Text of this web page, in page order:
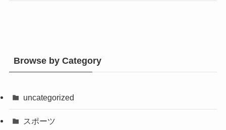
Browse by Category
uncategorized
スポーツ